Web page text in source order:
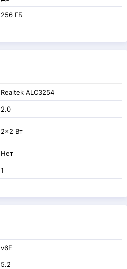
256 ГБ
Realtek ALC3254
2.0
2x2 Вт
Нет
1
v6E
5.2